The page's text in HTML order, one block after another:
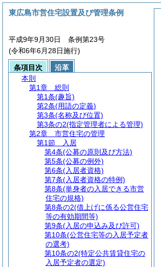
東広島市営住宅設置及び管理条例
平成9年9月30日 条例第23号
(令和6年6月28日施行)
条項目次
沿革
本則
第1章
総則
第1条(趣旨)
第2条(用語の定義)
第3条(名称及び位置)
第3条の2(指定管理者による管理)
第2章
市営住宅の管理
第1節
入居
第4条(公募の原則及び方法)
第5条(公募の例外)
第6条(入居者資格)
第7条(入居者資格の特例)
第8条(単身者の入居できる市営
住宅の規格)
第8条の2(借上げに係る公営住宅
等の有効期間等)
第9条(入居の申込み及び許可)
第10条(公営住宅等の入居予定者
の選考)
第10条の2(特定公共賃貸住宅の
入居予定者の選定)